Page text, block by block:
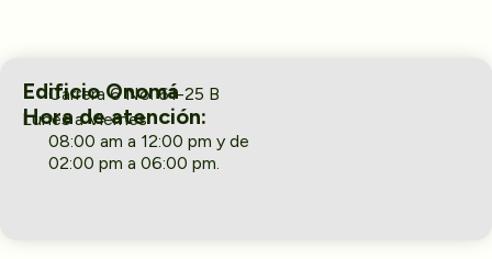
Trámites y Servicios
Contáctenos
Edificio Onomá
Carrera 6 No. 61-25 B
Hora de atención:
Lunes a Viernes
08:00 am a 12:00 pm y de
02:00 pm a 06:00 pm.